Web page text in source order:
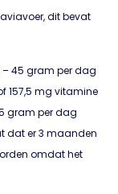
dit bevat
– 45 gram per dag
157,5 mg vitamine
gram per dag
dat er 3 maanden
omdat het